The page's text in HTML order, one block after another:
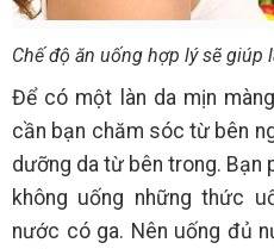
Chế độ ăn uống hợp lý sẽ giúp
Để có một làn da mịn
cần bạn chăm sóc từ bên
dưỡng da từ bên trong. Bạn
không uống những thức
nước có ga. Nên uống đủ